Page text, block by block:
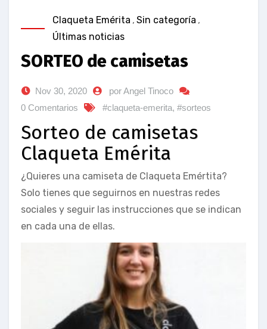
Claqueta Emérita , Sin categoría ,
Últimas noticias
SORTEO de camisetas
Nov 30, 2020
por Angel Tinoco
0 Comentarios
#claqueta-emerita, #sorteos
Sorteo de camisetas
Claqueta Emérita
¿Quieres una camiseta de Claqueta Emértita?
Solo tienes que seguirnos en nuestras redes
sociales y seguir las instrucciones que se indican
en cada una de ellas.